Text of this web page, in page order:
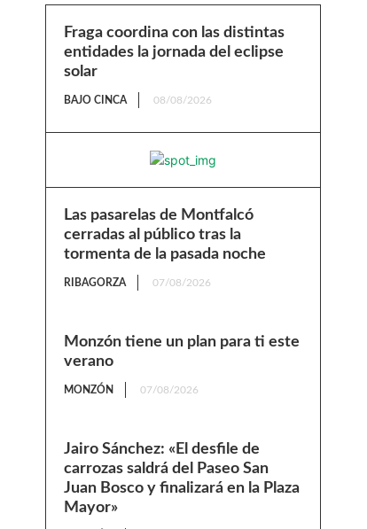
Fraga coordina con las distintas
entidades la jornada del eclipse
solar
BAJO CINCA 08/08/2026
Las pasarelas de Montfalcó
cerradas al público tras la
tormenta de la pasada noche
RIBAGORZA 07/08/2026
Monzón tiene un plan para ti este
verano
MONZÓN 07/08/2026
Jairo Sánchez: «El desfile de
carrozas saldrá del Paseo San
Juan Bosco y finalizará en la Plaza
Mayor»